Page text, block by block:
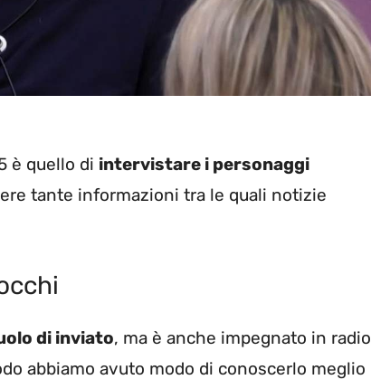
è quello di intervistare i personaggi
tante informazioni tra le quali notizie
di inviato, ma è anche impegnato in radio
abbiamo avuto modo di conoscerlo meglio